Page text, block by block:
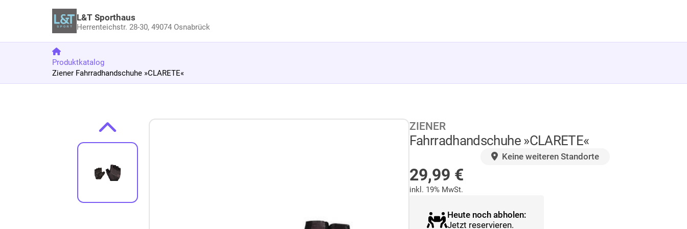
L&T Sporthaus
Herrenteichstr. 28-30,49074 Osnabrück
Produktkatalog
Ziener Fahrradhandschuhe »CLARETE«
Zur Produktbeschreibung springen ZIENER
Fahrradhandschuhe »CLARETE«
Keine weiteren Standorte
29,99 €
inkl. 19% MwSt.
Heute noch abholen:
Jetzt reservieren.